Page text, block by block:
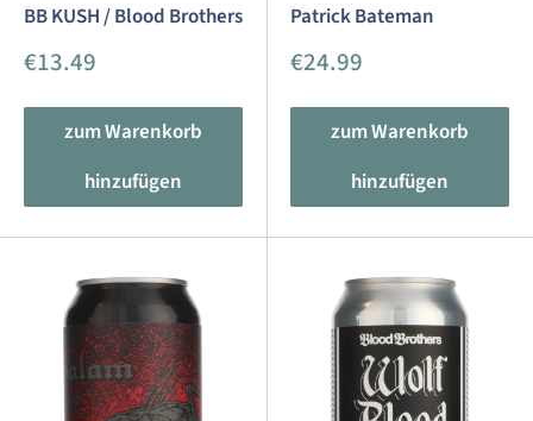
BB KUSH / Blood Brothers
Sonderpreis
€13.49
zum Warenkorb
hinzufügen
Patrick Bateman
Sonderpreis
€24.99
zum Warenkorb
hinzufügen